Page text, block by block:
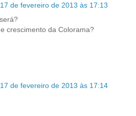
17 de fevereiro de 2013 às 17:13
crescimento da Colorama?
17 de fevereiro de 2013 às 17:14